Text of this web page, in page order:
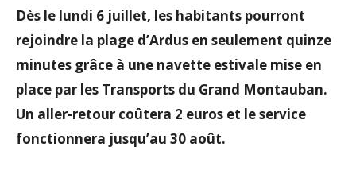
Dès le lundi 6 juillet, les habitants pourront
rejoindre la plage d’Ardus en seulement quinze
minutes grâce à une navette estivale mise en
place par les Transports du Grand Montauban.
Un aller-retour coûtera 2 euros et le service
fonctionnera jusqu’au 30 août.